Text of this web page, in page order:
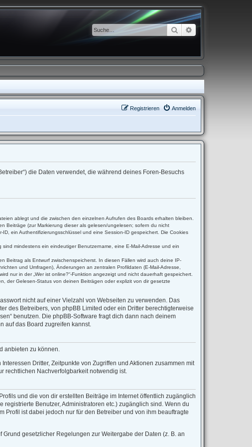
Suche Erweiterte Suche
Anmelden
Registrieren
die Daten verwendet, die während deines Foren-Besuchs
ablegt und die zwischen den einzelnen Aufrufen des Boards erhalten bleiben.
Beiträge (zur Markierung dieser als gelesen/ungelesen; sofern du nicht
ein Authentifizierungsschlüssel und eine Session-ID gespeichert. Die Cookies
mindestens ein eindeutiger Benutzername, eine E-Mail-Adresse und ein
Beitrag als Entwurf zwischenspeicherst. In diesen Fällen wird auch deine IP-
und Umfragen), Änderungen an zentralen Profildaten (E-Mail-Adresse,
nur in der „Wer ist online?“-Funktion angezeigt und nicht dauerhaft gespeichert.
der Gelesen-Status von deinen Beiträgen oder explizit von dir gesetzte
nicht auf einer Vielzahl von Webseiten zu verwenden. Das
des Betreibers, von phpBB Limited oder ein Dritter berechtigterweise
benutzen. Die phpBB-Software fragt dich dann nach deinem
auf das Board zugreifen kannst.
anbieten zu können.
Dritter, Zeitpunkte von Zugriffen und Aktionen zusammen mit
rechtlichen Nachverfolgbarkeit notwendig ist.
und die von dir erstellten Beiträge im Internet öffentlich zugänglich
Benutzer, Administratoren etc.) zugänglich sind. Wenn du
Profil ist dabei jedoch nur für den Betreiber und von ihm beauftragte
gesetzlicher Regelungen zur Weitergabe der Daten (z. B. an